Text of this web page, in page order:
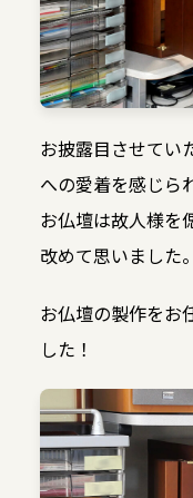
お披露目させてい
への愛着を感じら
お仏壇は故人様を
改めて思いました。
お仏壇の製作をお
した！